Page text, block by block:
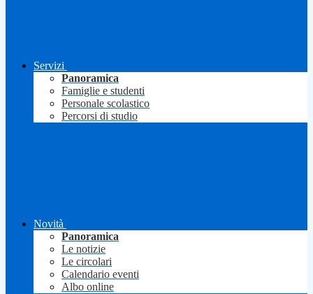
Servizi
Panoramica
Famiglie e studenti
Personale scolastico
Percorsi di studio
Novità
Panoramica
Le notizie
Le circolari
Calendario eventi
Albo online